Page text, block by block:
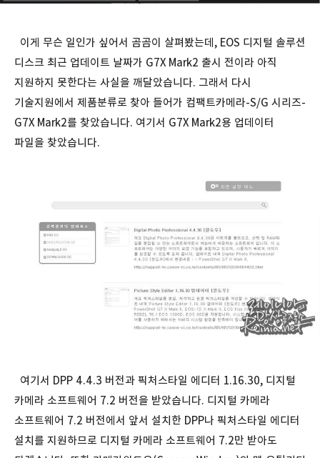
이게 무슨 일인가 싶어서 곰곰이 살펴봤는데, EOS 디지털 솔루션
디스크 최근 업데이트 날짜가 G7X Mark2 출시 전이라 아직
지원하지 못한다는 사실을 깨달았습니다. 그래서 다시
기술지원에서 제품분류로 찾아 들어가 컴팩트카메라-S/G 시리즈-
G7X Mark2를 찾았습니다. 여기서 G7X Mark2용 업데이터
파일을 찾았습니다.
여기서 DPP 4.4.3 버전과 픽처스타일 에디터 1.16.30, 디지털
카메라 소프트웨어 7.2 버전을 받았습니다. 디지털 카메라
소프트웨어 7.2 버전에서 앞서 설치한 DPP나 픽처스타일 에디터
설치를 지원하므로 디지털 카메라 소프트웨어 7.2만 받아도